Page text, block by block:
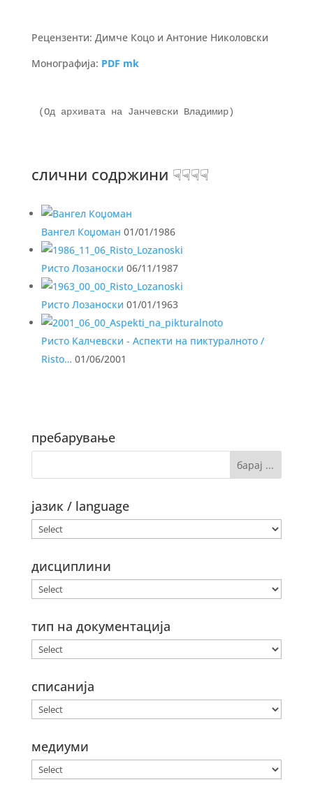
Рецензенти: Димче Коцо и Антоние Николовски
Монографија: PDF mk
(Од архивата на Јанчевски Владимир)
слични содржини ☟☟☟☟
Вангел Коџоман 01/01/1986
Ристо Лозаноски 06/11/1987
Ристо Лозаноски 01/01/1963
Ристо Калчевски - Аспекти на пиктуралното /
Risto… 01/06/2001
пребарување
јазик / language
дисциплини
тип на документација
списанија
медиуми